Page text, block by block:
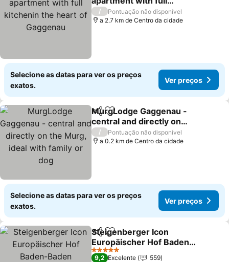
kitchenin the heart of
Gaggenau
Ver preços
/
Pontuação não disponível
a 2.7 km de Centro da cidade
Selecione as datas para ver os preços
exatos.
Ver preços
PartilharAdicionar aos favoritos
MurgLodge Gaggenau -
central and directly on
the Murg, ideal with
family or dog
Ver preços
/
Pontuação não disponível
a 0.2 km de Centro da cidade
Selecione as datas para ver os preços
exatos.
Ver preços
PartilharAdicionar aos favoritos
Steigenberger Icon
Europäischer Hof Baden-
Baden
Ver preços
5 Estrelas
9,2 Excelente
559